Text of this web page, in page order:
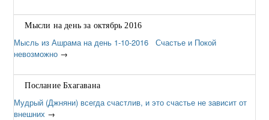
Мысли на день за октябрь 2016
Мысль из Ашрама на день 1-10-2016 Счастье и Покой
невозможно →
Послание Бхагавана
Мудрый (Джняни) всегда счастлив, и это счастье не зависит от
внешних →